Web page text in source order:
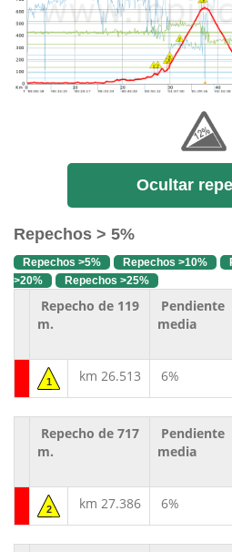
Ocultar
Repechos > 5%
Repechos >5% Repechos >10%
>20%
Repechos >25%
Repecho de 119
m.
Pendiente
media
1 km 26.513 6%
Repecho de 717
m.
Pendiente
media
2 km 27.386 6%